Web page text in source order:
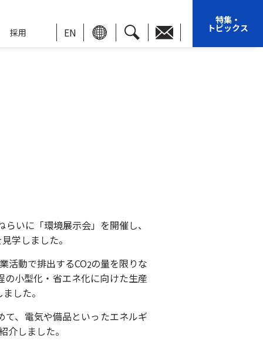
採用 EN
特集・
トピックス
いに「環境展示会」を開催し、
学しました。
活動で排出するCO2の量を限りな
小型化・省エネ化に向けた生産
した。
、電気や備品といったエネルギ
しました。